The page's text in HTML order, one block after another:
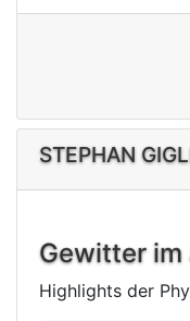
STEPHAN
Gewitter im
Highlights der